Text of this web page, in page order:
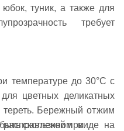
туник, а также для
требует
температуре до 30°C с
цветных деликатных
тереть. Бережный отжим
виде на
скользкой при